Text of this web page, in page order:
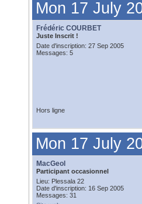
Mon 17 July
Frédéric COURBET
Juste Inscrit !
Date d'inscription: 27 Sep 2005
Messages: 5
Hors ligne
Mon 17 July
MacGeol
Participant occasionnel
Lieu: Plessala 22
Date d'inscription: 16 Sep 2005
Messages: 31